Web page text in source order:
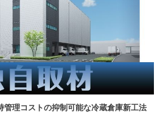
管理コストの抑制可能な冷蔵倉庫新工法